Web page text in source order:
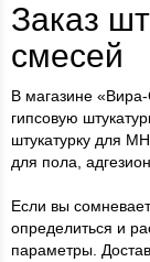
Заказ
смесей
В магазине
гипсовую
штукатурку для
для пола,
Если вы
определиться и
параметры.